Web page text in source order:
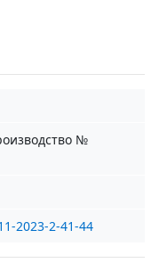
№
2023-2-41-44